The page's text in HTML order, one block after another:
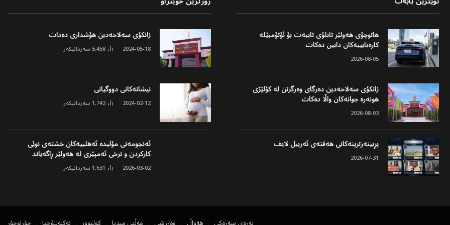
هاتوچۆی هەولێر تابلۆی تایبەت بۆ ئۆتۆمبێلە
کارەبایییەکان دابین دەکات
2026-08-05
زانکۆی سەلاحەدین دەرگای وەرگرتن لە کۆلێژی
هونەرە جوانەکان واڵا دەکات
2026-08-03
پڕبینەرترینەکانی هەفتەی ئەربیل لایف
2026-07-31
زانکۆی سەلاحەدین هۆشداری دەدات
2024-05-18
5,458 سەردانیکەر
نیشانەکانی دووگیانی
2024-02-12
1,742 سەردانیکەر
ئەنجومەنی مۆلیدە ئەهلییەکان خشتەی نوێی
کارکردن و نرخی ئەمپێری لە هەولێر ڕاگەیاند
2026-03-02
1,631 سەردانیکەر